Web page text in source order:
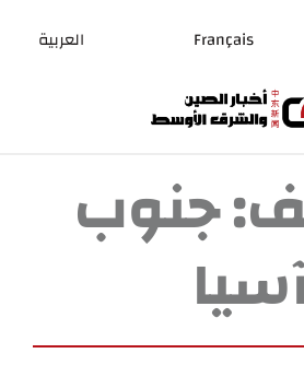
Français العربية
جنوب